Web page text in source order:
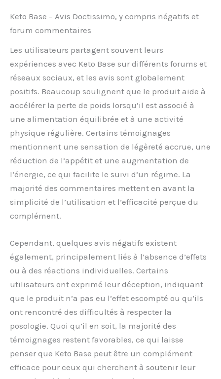
Keto Base – Avis Doctissimo, y compris négatifs et
forum commentaires
Les utilisateurs partagent souvent leurs
expériences avec Keto Base sur différents forums et
réseaux sociaux, et les avis sont globalement
positifs. Beaucoup soulignent que le produit aide à
accélérer la perte de poids lorsqu’il est associé à
une alimentation équilibrée et à une activité
physique régulière. Certains témoignages
mentionnent une sensation de légèreté accrue, une
réduction de l’appétit et une augmentation de
l’énergie, ce qui facilite le suivi d’un régime. La
majorité des commentaires mettent en avant la
simplicité de l’utilisation et l’efficacité perçue du
complément.
Cependant, quelques avis négatifs existent
également, principalement liés à l’absence d’effets
ou à des réactions individuelles. Certains
utilisateurs ont exprimé leur déception, indiquant
que le produit n’a pas eu l’effet escompté ou qu’ils
ont rencontré des difficultés à respecter la
posologie. Quoi qu’il en soit, la majorité des
témoignages restent favorables, ce qui laisse
penser que Keto Base peut être un complément
efficace pour ceux qui cherchent à soutenir leur